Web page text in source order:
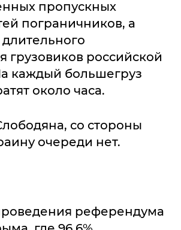
пропускных
пограничников, а
грузовиков российской
каждый большегруз
около часа.
со стороны
очереди нет.
референдума